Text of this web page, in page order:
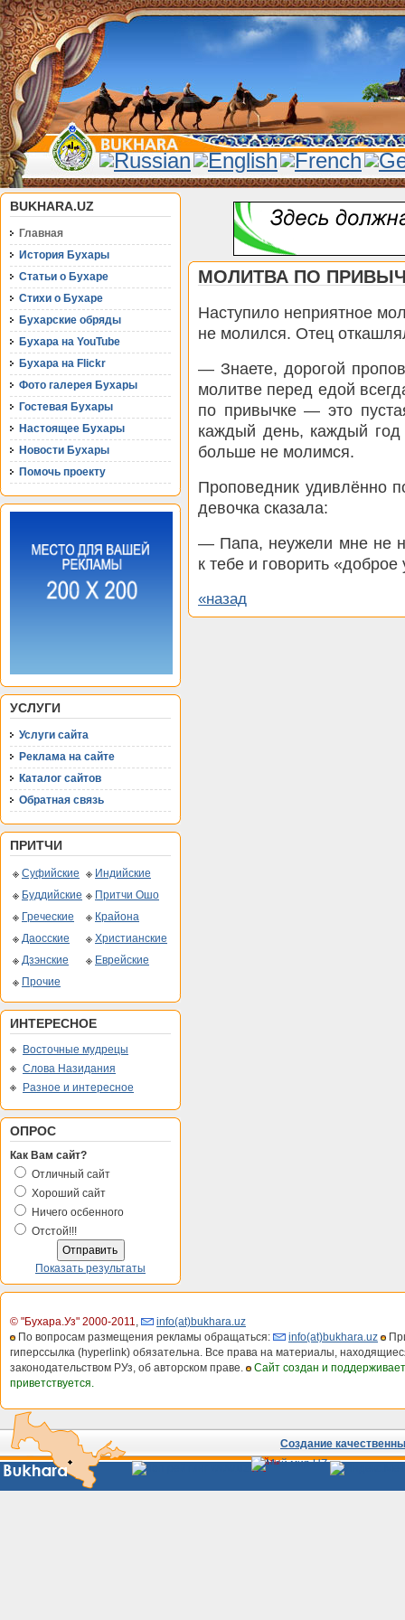
BUKHARA.UZ
Главная
История Бухары
Статьи о Бухаре
Стихи о Бухаре
Бухарские обряды
Бухара на YouTube
Бухара на Flickr
Фото галерея Бухары
Гостевая Бухары
Настоящее Бухары
Новости Бухары
Помочь проекту
УСЛУГИ
Услуги сайта
Реклама на сайте
Каталог сайтов
Обратная связь
ПРИТЧИ
Суфийские
Индийские
Буддийские
Притчи Ошо
Греческие
Крайона
Даосские
Христианские
Дзэнские
Еврейские
Прочие
ИНТЕРЕСНОЕ
Восточные мудрецы
Слова Назидания
Разное и интересное
ОПРОС
Как Вам сайт?
Отличный сайт
Хороший сайт
Ничего осбенного
Отстой!!!
Показать результаты
МОЛИТВА ПО
Наступило неприятное
не молился. Отец
— Знаете, дорогой
молитве перед едой
по привычке — это
каждый день, каждый
больше не молимся.
Проповедник удивлённо
девочка сказала:
— Папа, неужели мне не
к тебе и говорить «доброе
«назад
© "Бухара.Уз" 2000-2011,
info(at)bukhara.uz
По вопросам размещения рекламы обращаться:
info(at)bukhara.uz
гиперссылка (hyperlink) обязательна. Все права на материалы,
законодательством РУз, об авторском праве.
Сайт создан и
приветствуется.
Создание
Сайты
Узбекистана